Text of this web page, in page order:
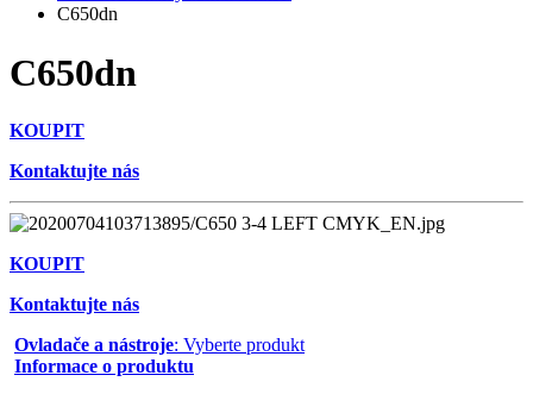
C650dn
C650dn
KOUPIT
Kontaktujte nás
KOUPIT
Kontaktujte nás
Ovladače a nástroje: Vyberte produkt
Informace o produktu